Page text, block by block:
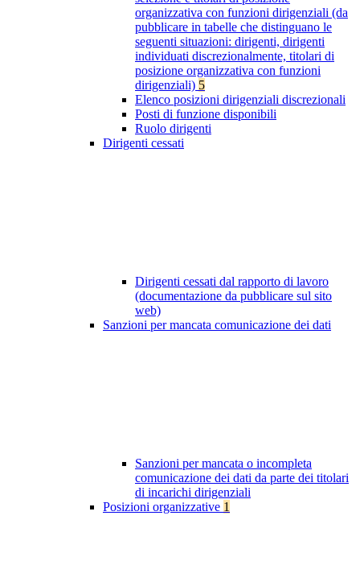
organizzativa con funzioni dirigenziali (da
pubblicare in tabelle che distinguano le
seguenti situazioni: dirigenti, dirigenti
individuati discrezionalmente, titolari di
posizione organizzativa con funzioni
dirigenziali) 5
Elenco posizioni dirigenziali discrezionali
Posti di funzione disponibili
Ruolo dirigenti
Dirigenti cessati
Dirigenti cessati dal rapporto di lavoro
(documentazione da pubblicare sul sito
web)
Sanzioni per mancata comunicazione dei dati
Sanzioni per mancata o incompleta
comunicazione dei dati da parte dei titolari
di incarichi dirigenziali
Posizioni organizzative 1